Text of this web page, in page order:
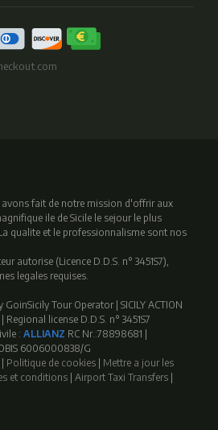
fait de notre mission d'offrir aux
ile de Sicile le sejour le plus
qualite et le professionnalisme sont nos
autorise (Licence D.D.S. n° 3451S7),
legales requises.
Tour Operator | SICILY ACTION
Regional license D.D.S. n° 3451S7
: ALLIANZ RC Nr.:78898681 |
6006000838/G
Politique de cookies
Mettre a jour les
et conditions Airport Taxi Transfers